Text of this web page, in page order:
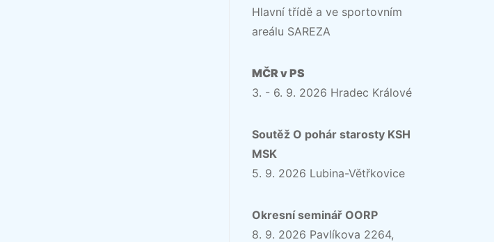
Hlavní třídě a ve sportovním
areálu SAREZA
MČR v PS
3. - 6. 9. 2026 Hradec Králové
Soutěž O pohár starosty KSH
MSK
5. 9. 2026 Lubina-Větřkovice
Okresní seminář OORP
8. 9. 2026 Pavlíkova 2264,